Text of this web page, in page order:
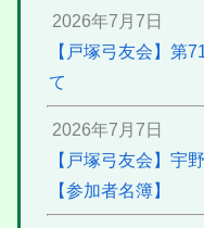
2026年7月7日
【戸塚弓友会】第
て
2026年7月7日
【戸塚弓友会】宇
【参加者名簿】